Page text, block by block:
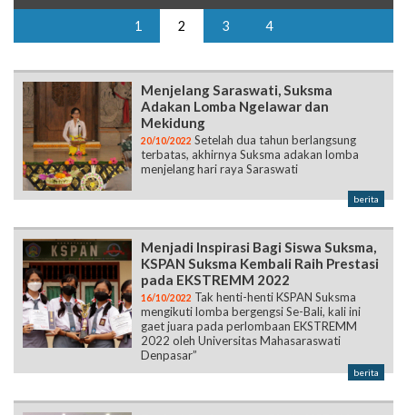
Menjelang Saraswati, Suksma
Adakan Lomba Ngelawar dan
terbatas, akhirnya Suksma adakan lomba
menjelang hari raya Saraswati
berita
KSPAN Suksma Kembali Raih Prestasi
mengikuti lomba bergengsi Se-Bali, kali ini
gaet juara pada perlombaan EKSTREMM
2022 oleh Universitas Mahasaraswati
Denpasar”
berita
Berkat Perjuangan Gigih, KSPAN
Suksma Kembali Kantongi